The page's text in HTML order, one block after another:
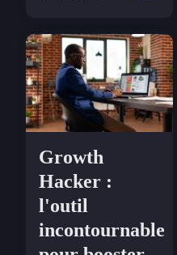
Growth
Hacker :
l'outil
incontournable